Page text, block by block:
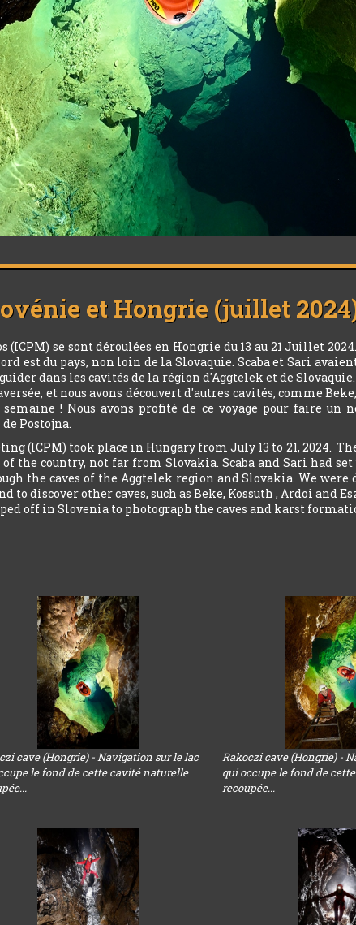
et Hongrie (juillet
(ICPM) se sont déroulées en Hongrie du 13 au 21 Juillet
est du pays, non loin de la Slovaquie. Scaba et Sari
dans les cavités de la région d'Aggtelek et de
et nous avons découvert d'autres cavités, comme
! Nous avons profité de ce voyage pour faire
Postojna.
(ICPM) took place in Hungary from July 13 to 21, 2024.
the country, not far from Slovakia. Scaba and Sari had
the caves of the Aggtelek region and Slovakia. We
to discover other caves, such as Beke, Kossuth , Ardoi and
off in Slovenia to photograph the caves and karst
cave (Hongrie) - Navigation sur le lac
le fond de cette cavité naturelle
Rakoczi cave (Hongrie) -
qui occupe le fond de
recoupée...